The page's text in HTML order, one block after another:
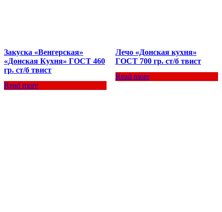
Закуска «Венгерская»
«Донская Кухня» ГОСТ 460
гр. ст/б твист
Read more
Лечо «Донская кухня»
ГОСТ 700 гр. ст/б твист
Read more